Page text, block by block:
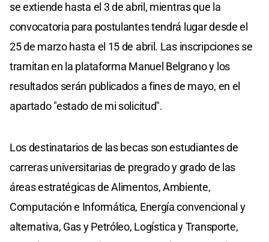
se extiende hasta el 3 de abril, mientras que la
convocatoria para postulantes tendrá lugar desde el
25 de marzo hasta el 15 de abril. Las inscripciones se
tramitan en la plataforma Manuel Belgrano y los
resultados serán publicados a fines de mayo, en el
apartado "estado de mi solicitud".
Los destinatarios de las becas son estudiantes de
carreras universitarias de pregrado y grado de las
áreas estratégicas de Alimentos, Ambiente,
Computación e Informática, Energía convencional y
alternativa, Gas y Petróleo, Logística y Transporte,